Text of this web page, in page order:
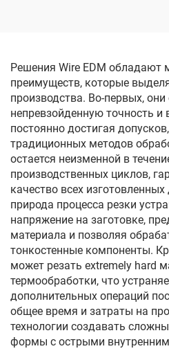
Решения Wire EDM обладают
преимуществ, которые
производства. Во-первых,
непревзойденную точность и
постоянно достигая
традиционных методов
остается неизменной в
производственных циклов,
качество всех
природа процесса резки
напряжение на заготовке,
материала и позволяя
тонкостенные компоненты.
может резать extremely hard
термообработки, что
дополнительных операций
общее время и затраты на
технологии создавать
формы с острыми